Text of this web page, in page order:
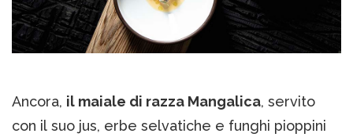
Ancora, il maiale di razza Mangalica, servito
con il suo jus, erbe selvatiche e funghi pioppini